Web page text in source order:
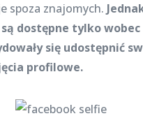
spoza znajomych.
dostępne tylko wobec
się udostępnić
profilowe.